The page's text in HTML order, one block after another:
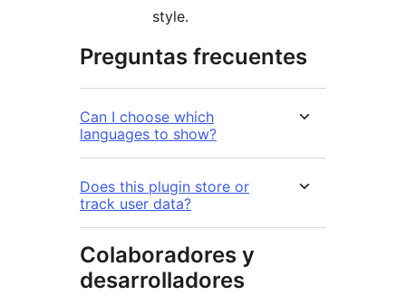
style.
Preguntas frecuentes
Can I choose which
languages to show?
Does this plugin store or
track user data?
Colaboradores y
desarrolladores